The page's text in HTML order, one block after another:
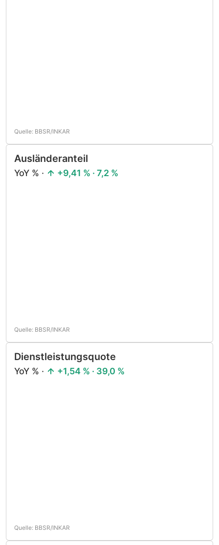
Quelle: BBSR/INKAR
Ausländeranteil
YoY % · +9,41 % · 7,2 %
Quelle: BBSR/INKAR
Dienstleistungsquote
YoY % · +1,54 % · 39,0 %
Quelle: BBSR/INKAR